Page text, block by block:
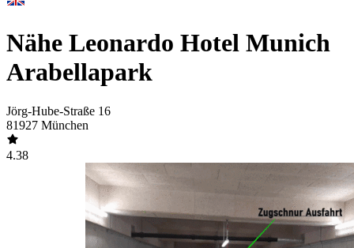
Nähe Leonardo Hotel Munich
Arabellapark
Jörg-Hube-Straße 16
81927 München
4.38